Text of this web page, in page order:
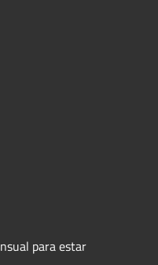
para estar